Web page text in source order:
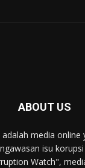
ABOUT US
media online
isu
Watch",